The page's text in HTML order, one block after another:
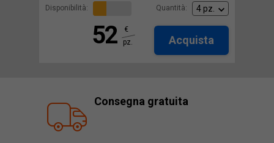
Disponibilità: Quantità:
52
€
pz.
Acquista
Consegna gratuita